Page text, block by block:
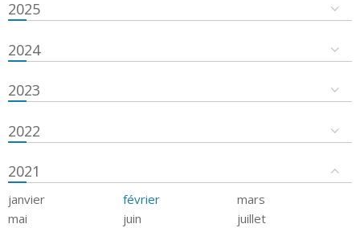
2025
2024
2023
2022
2021
janvier février
mars
mai
juin
juillet